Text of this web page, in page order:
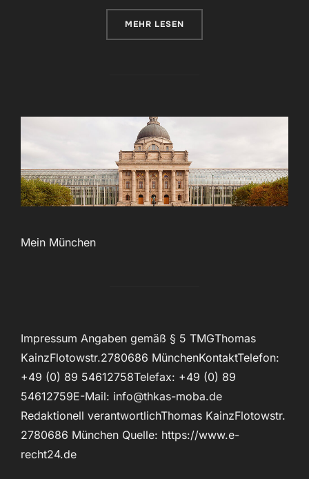
MEHR ÜBER „RELAUNCH VON
LESEN
Mein München
Impressum Angaben gemäß § 5 TMGThomas
KainzFlotowstr.2780686 MünchenKontaktTelefon:
+49 (0) 89 54612758Telefax: +49 (0) 89
54612759E-Mail: info@thkas-moba.de
Redaktionell verantwortlichThomas KainzFlotowstr.
2780686 München Quelle: https://www.e-
recht24.de